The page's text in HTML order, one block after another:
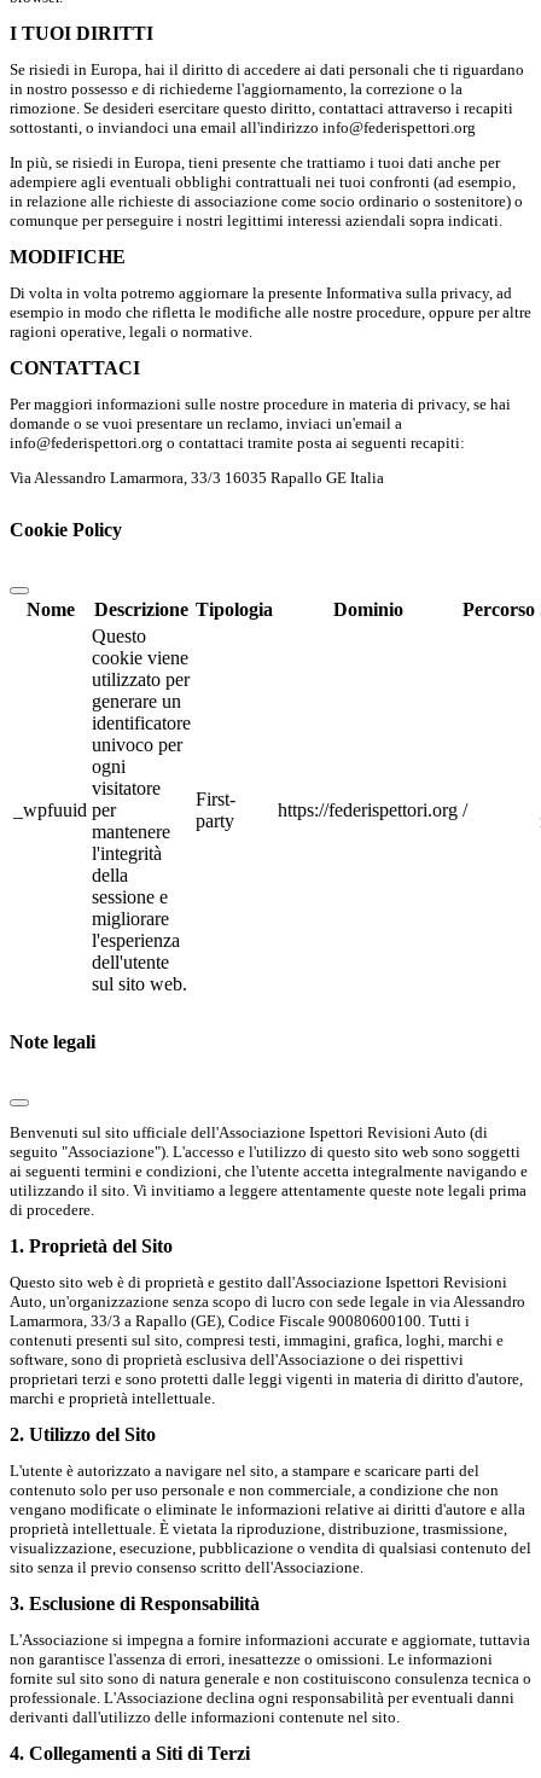
I TUOI DIRITTI
Se risiedi in Europa, hai il diritto di accedere ai dati personali che ti riguardano
in nostro possesso e di richiederne l'aggiornamento, la correzione o la
rimozione. Se desideri esercitare questo diritto, contattaci attraverso i recapiti
sottostanti, o inviandoci una email all'indirizzo info@federispettori.org
In più, se risiedi in Europa, tieni presente che trattiamo i tuoi dati anche per
adempiere agli eventuali obblighi contrattuali nei tuoi confronti (ad esempio,
in relazione alle richieste di associazione come socio ordinario o sostenitore) o
comunque per perseguire i nostri legittimi interessi aziendali sopra indicati.
MODIFICHE
Di volta in volta potremo aggiornare la presente Informativa sulla privacy, ad
esempio in modo che rifletta le modifiche alle nostre procedure, oppure per altre
ragioni operative, legali o normative.
CONTATTACI
Per maggiori informazioni sulle nostre procedure in materia di privacy, se hai
domande o se vuoi presentare un reclamo, inviaci un'email a
info@federispettori.org o contattaci tramite posta ai seguenti recapiti:
Via Alessandro Lamarmora, 33/3 16035 Rapallo GE Italia
Cookie Policy
Nome Descrizione Tipologia Dominio Percorso
_wpfuuid
Questo
cookie viene
utilizzato per
generare un
identificatore
univoco per
ogni
visitatore
per
mantenere
l'integrità
della
sessione e
migliorare
l'esperienza
dell'utente
sul sito web.
First-
party
https://federispettori.org /
Note legali
Benvenuti sul sito ufficiale dell'Associazione Ispettori Revisioni Auto (di
seguito "Associazione"). L'accesso e l'utilizzo di questo sito web sono soggetti
ai seguenti termini e condizioni, che l'utente accetta integralmente navigando e
utilizzando il sito. Vi invitiamo a leggere attentamente queste note legali prima
di procedere.
1. Proprietà del Sito
Questo sito web è di proprietà e gestito dall'Associazione Ispettori Revisioni
Auto, un'organizzazione senza scopo di lucro con sede legale in via Alessandro
Lamarmora, 33/3 a Rapallo (GE), Codice Fiscale 90080600100. Tutti i
contenuti presenti sul sito, compresi testi, immagini, grafica, loghi, marchi e
software, sono di proprietà esclusiva dell'Associazione o dei rispettivi
proprietari terzi e sono protetti dalle leggi vigenti in materia di diritto d'autore,
marchi e proprietà intellettuale.
2. Utilizzo del Sito
L'utente è autorizzato a navigare nel sito, a stampare e scaricare parti del
contenuto solo per uso personale e non commerciale, a condizione che non
vengano modificate o eliminate le informazioni relative ai diritti d'autore e alla
proprietà intellettuale. È vietata la riproduzione, distribuzione, trasmissione,
visualizzazione, esecuzione, pubblicazione o vendita di qualsiasi contenuto del
sito senza il previo consenso scritto dell'Associazione.
3. Esclusione di Responsabilità
L'Associazione si impegna a fornire informazioni accurate e aggiornate, tuttavia
non garantisce l'assenza di errori, inesattezze o omissioni. Le informazioni
fornite sul sito sono di natura generale e non costituiscono consulenza tecnica o
professionale. L'Associazione declina ogni responsabilità per eventuali danni
derivanti dall'utilizzo delle informazioni contenute nel sito.
4. Collegamenti a Siti di Terzi